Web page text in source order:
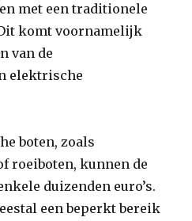
met een traditionele
komt voornamelijk
van de
elektrische
boten, zoals
roeiboten, kunnen de
duizenden euro’s.
een beperkt bereik